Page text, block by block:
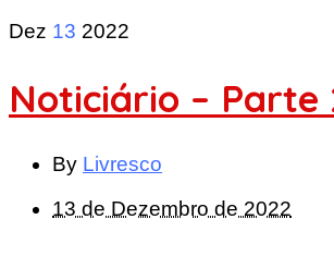
Dez 13 2022
Noticiário – Parte
By Livresco
13 de Dezembro de 2022